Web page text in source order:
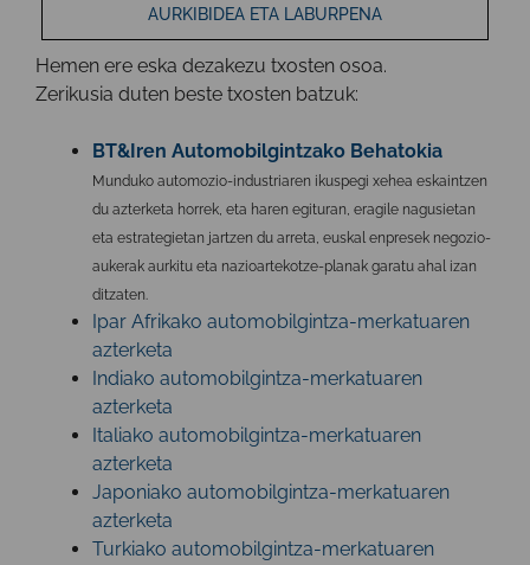
AURKIBIDEA ETA LABURPENA
Hemen ere eska dezakezu txosten osoa.
Zerikusia duten beste txosten batzuk:
BT&Iren Automobilgintzako Behatokia
Munduko automozio-industriaren ikuspegi xehea eskaintzen
du azterketa horrek, eta haren egituran, eragile nagusietan
eta estrategietan jartzen du arreta, euskal enpresek negozio-
aukerak aurkitu eta nazioartekotze-planak garatu ahal izan
ditzaten.
Ipar Afrikako automobilgintza-merkatuaren
azterketa
Indiako automobilgintza-merkatuaren
azterketa
Italiako automobilgintza-merkatuaren
azterketa
Japoniako automobilgintza-merkatuaren
azterketa
Turkiako automobilgintza-merkatuaren